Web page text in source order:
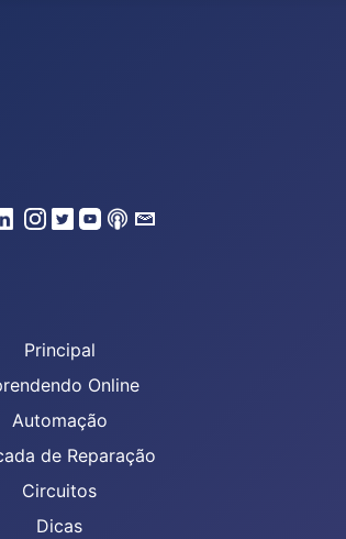
Principal
Online
Automação
de Reparação
Circuitos
Dicas